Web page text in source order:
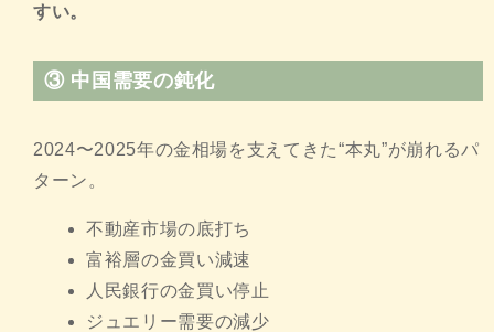
すい。
③ 中国需要の鈍化
2024〜2025年の金相場を支えてきた“本丸”が崩れるパ
ターン。
不動産市場の底打ち
富裕層の金買い減速
人民銀行の金買い停止
ジュエリー需要の減少